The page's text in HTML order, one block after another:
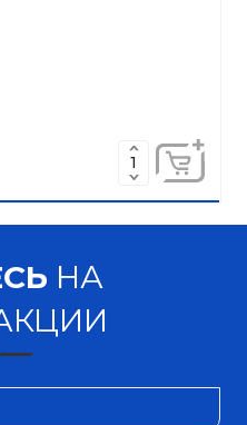
НА